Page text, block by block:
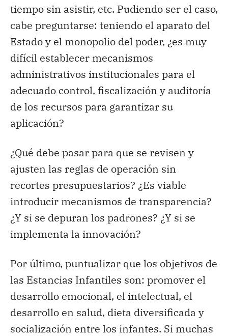
tiempo sin asistir, etc. Pudiendo ser el caso,
cabe preguntarse: teniendo el aparato del
Estado y el monopolio del poder, ¿es muy
difícil establecer mecanismos
administrativos institucionales para el
adecuado control, fiscalización y auditoría
de los recursos para garantizar su
aplicación?
¿Qué debe pasar para que se revisen y
ajusten las reglas de operación sin
recortes presupuestarios? ¿Es viable
introducir mecanismos de transparencia?
¿Y si se depuran los padrones? ¿Y si se
implementa la innovación?
Por último, puntualizar que los objetivos de
las Estancias Infantiles son: promover el
desarrollo emocional, el intelectual, el
desarrollo en salud, dieta diversificada y
socialización entre los infantes. Si muchas